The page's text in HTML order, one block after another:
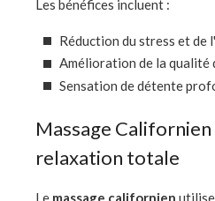
Les bénéfices incluent :
Réduction du stress et de
Amélioration de la qualité
Sensation de détente
Massage Californien
relaxation totale
Le massage californien